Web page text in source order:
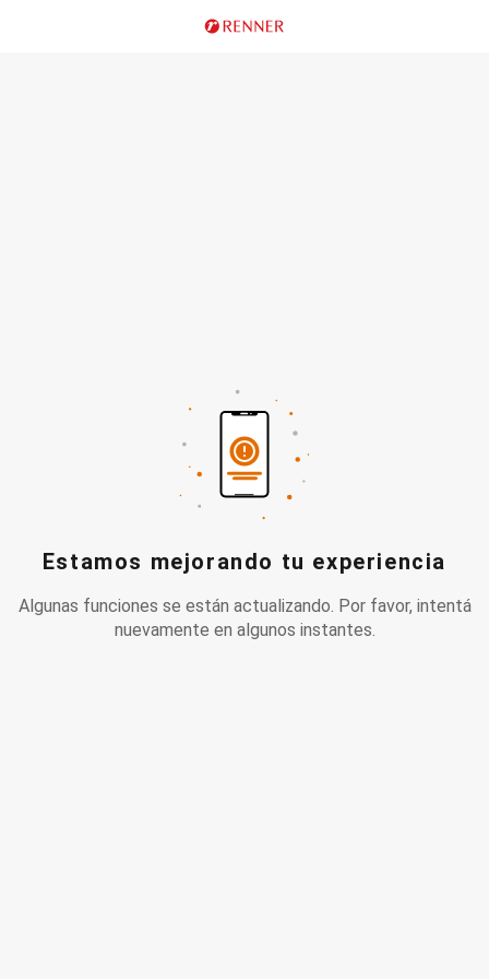
Estamos mejorando tu experiencia
Algunas funciones se están actualizando. Por favor, intentá
nuevamente en algunos instantes.